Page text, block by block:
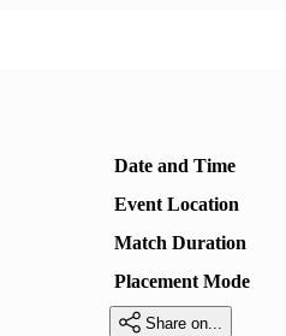
Date and Time
Event Location
Match Duration
Placement Mode
 Share on...